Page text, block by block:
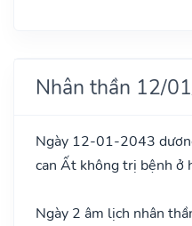
Nhân thần 12/
Ngày 12-01-2043
can Ất không trị bệnh ở
Ngày 2 âm lịch nhân